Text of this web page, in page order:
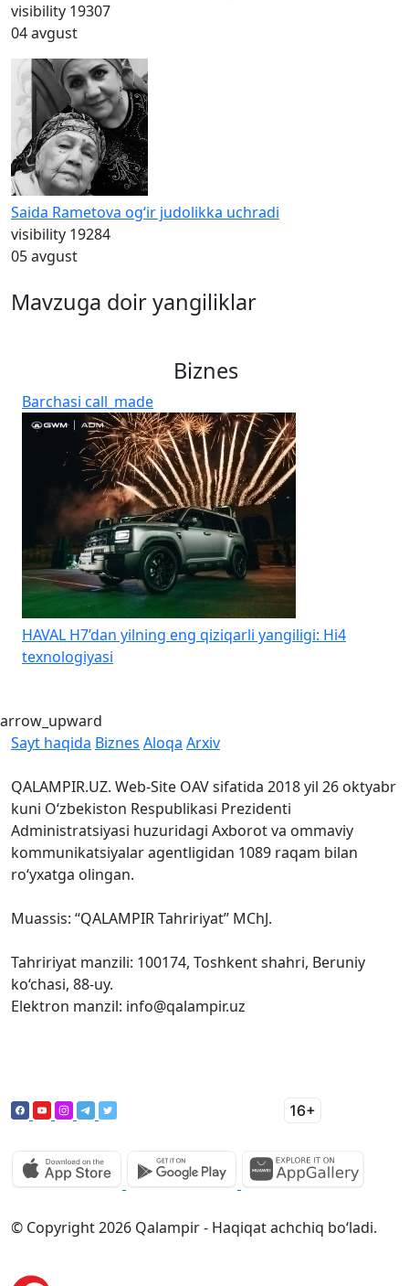
visibility 19307
04 avgust
Saida Rametova og‘ir judolikka uchradi
visibility 19284
05 avgust
Mavzuga doir yangiliklar
Biznes
Barchasi call_made
HAVAL H7’dan yilning eng qiziqarli yangiligi: Hi4
texnologiyasi
arrow_upward
Sayt haqida Biznes Aloqa Arxiv
QALAMPIR.UZ. Web-Site OAV sifatida 2018 yil 26 oktyabr
kuni O‘zbekiston Respublikasi Prezidenti
Administratsiyasi huzuridagi Axborot va ommaviy
kommunikatsiyalar agentligidan 1089 raqam bilan
ro‘yxatga olingan.
Muassis: “QALAMPIR Tahririyat” MChJ.
Tahririyat manzili: 100174, Toshkent shahri, Beruniy
ko‘chasi, 88-uy.
Elektron manzil: info@qalampir.uz
© Copyright 2026 Qalampir - Haqiqat achchiq bo‘ladi.